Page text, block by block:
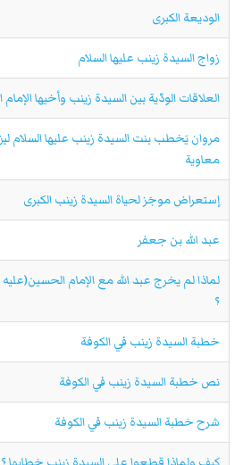
الوديعة الكبرى
زواج السيدة زينب عليها السلام
العلاقات الودّية بين السيدة زينب وأخيها
مروان يَخطب بنت السيدة زينب عليها السلام
معاوية
إستعراض موجَز لحياة السيدة زينب الكبرى
عبد الله بن جعفر
لماذا لم يخرج عبد الله مع الإمام الحسين(عليه
؟
خطبة السيدة زينب في الكوفة
نص خطبة السيدة زينب في الكوفة
شرح خطبة السيدة زينب في الكوفة